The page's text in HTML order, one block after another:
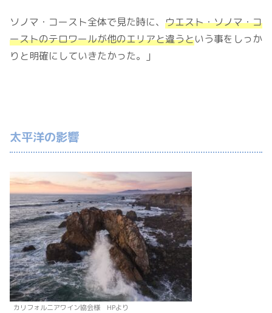
ソノマ・コースト全体で見た時に、 ウエスト・ソノマ・コ
ーストのテロワールが他のエリアと違うという事をしっか
りと明確にしていきたかった。」
太平洋の影響
カリフォルニアワイン協会様 HPより